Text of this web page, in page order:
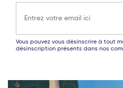
Vous pouvez vous désinscrire à tout
désinscription présents dans nos